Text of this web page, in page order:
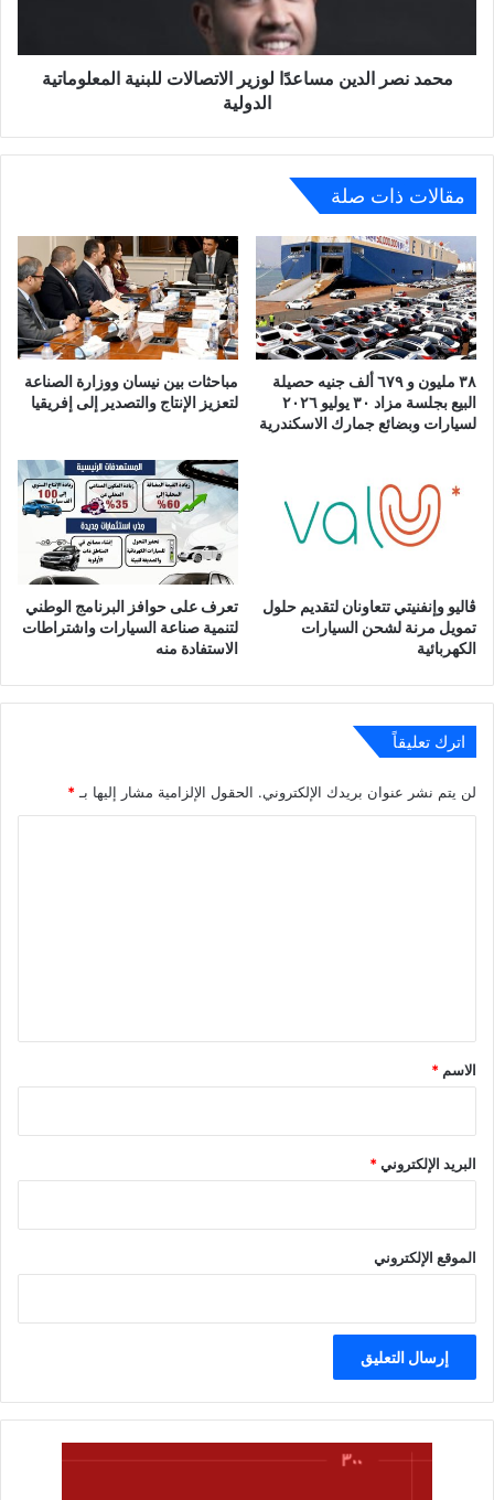
الدولية
محمد نصر الدين مساعدًا لوزير الاتصالات للبنية المعلوماتية
الدولية
مقالات ذات صلة
٣٨ مليون و ٦٧٩ ألف جنيه حصيلة
البيع بجلسة مزاد ٣٠ يوليو ٢٠٢٦
لسيارات وبضائع جمارك الاسكندرية
مباحثات بين نيسان ووزارة الصناعة
لتعزيز الإنتاج والتصدير إلى إفريقيا
ڤاليو وإنفنيتي تتعاونان لتقديم حلول
تمويل مرنة لشحن السيارات
الكهربائية
تعرف على حوافز البرنامج الوطني
لتنمية صناعة السيارات واشتراطات
الاستفادة منه
اترك تعليقاً
لن يتم نشر عنوان بريدك الإلكتروني. الحقول الإلزامية مشار إليها بـ*
*
الاسم *
البريد الإلكتروني*
الموقع الإلكتروني